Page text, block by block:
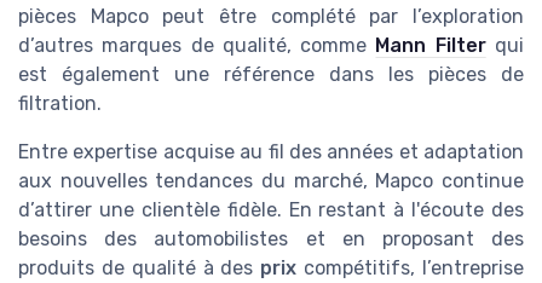
pièces Mapco peut être complété par l’exploration
d’autres marques de qualité, comme Mann Filterqui
est également une référence dans les pièces de
filtration.
Entre expertise acquise au fil des années et adaptation
aux nouvelles tendances du marché, Mapco continue
d’attirer une clientèle fidèle. En restant à l'écoute des
besoins des automobilistes et en proposant des
produits de qualité à des prix compétitifs, l’entreprise